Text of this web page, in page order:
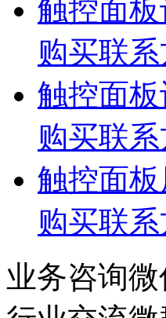
触控面
购买联
触控面
购买联
触控面
购买联
业务咨询微